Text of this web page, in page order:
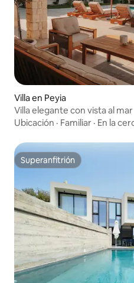
Villa en Peyia
Villa elegante con vista al mar
Ubicación · Familiar · En la
Superanfitrión
Superanfitrión